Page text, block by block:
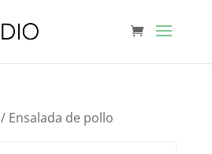
/ Ensalada de pollo